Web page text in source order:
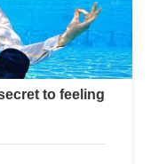
ક્યુટનેસ
જોઈને
લોકોએ
કહ્યું-
નાની